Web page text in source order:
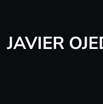
JAVIER